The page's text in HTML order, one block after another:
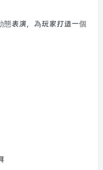
態表演，為玩家打造一個